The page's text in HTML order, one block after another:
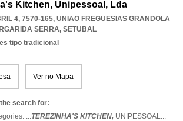
Kitchen, Unipessoal, Lda
4, 7570-165, UNIAO FREGUESIAS GRANDOLA
SERRA, SETUBAL
tipo tradicional
Ver no Mapa
search for:
...TEREZINHA'S KITCHEN, UNIPESSOAL...